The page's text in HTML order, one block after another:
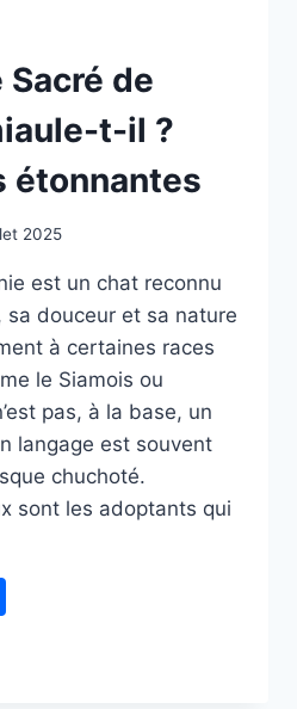
Sacré de
t-il ?
étonnantes
2025
est un chat reconnu
sa douceur et sa nature
à certaines races
le Siamois ou
pas, à la base, un
langage est souvent
chuchoté.
sont les adoptants qui